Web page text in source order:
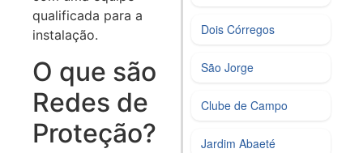
qualificada para a
instalação.
O que são
Redes de
Proteção?
Dois Córregos
São Jorge
Clube de Campo
Jardim Abaeté